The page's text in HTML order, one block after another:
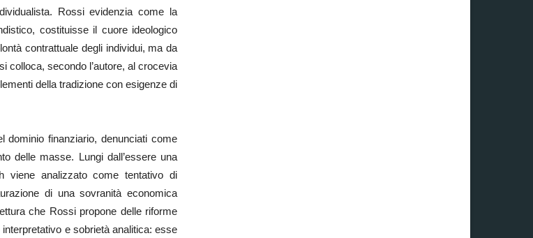
Rossi evidenzia come la
costituisse il cuore ideologico
contrattuale degli individui, ma da
colloca, secondo l’autore, al crocevia
della tradizione con esigenze di
dominio finanziario, denunciati come
delle masse. Lungi dall’essere una
viene analizzato come tentativo di
di una sovranità economica
che Rossi propone delle riforme
e sobrietà analitica: esse